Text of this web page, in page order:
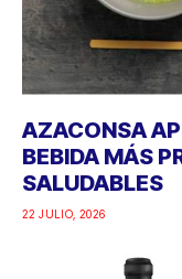
AZACONSA
BEBIDA MÁS
SALUDABLES
22 JULIO, 2026